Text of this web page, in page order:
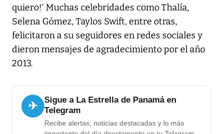
quiero!’ Muchas celebridades como Thalía,
Selena Gómez, Taylos Swift, entre otras,
felicitaron a su seguidores en redes sociales y
dieron mensajes de agradecimiento por el año
2013.
✈
Sigue a La Estrella de Panamá en
Telegram
Recibe alertas, noticias destacadas y lo más